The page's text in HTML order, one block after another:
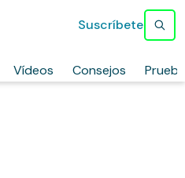
Vídeos Consejos
Suscríbete